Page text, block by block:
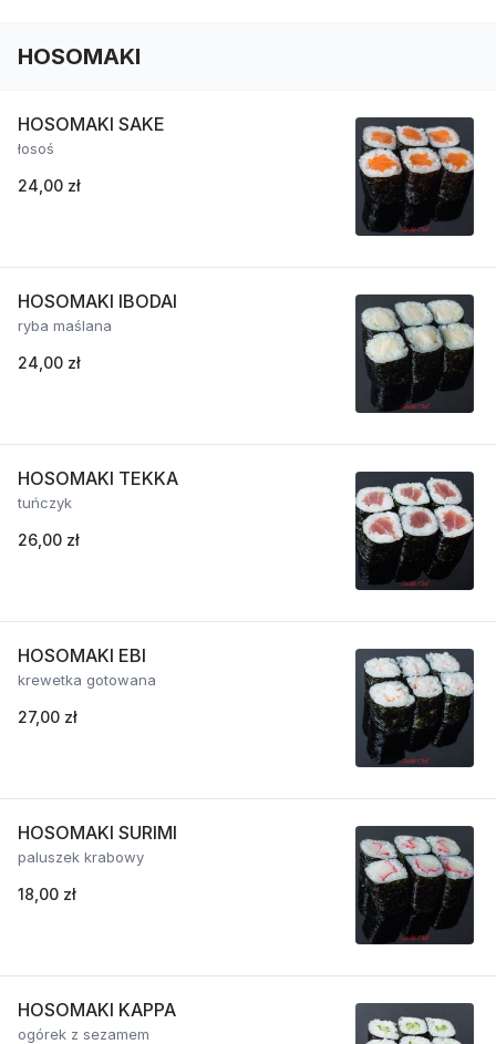
HOSOMAKI
HOSOMAKI SAKE
łosoś
24,00 zł
HOSOMAKI IBODAI
ryba maślana
24,00 zł
HOSOMAKI TEKKA
tuńczyk
26,00 zł
HOSOMAKI EBI
krewetka gotowana
27,00 zł
HOSOMAKI SURIMI
paluszek krabowy
18,00 zł
HOSOMAKI KAPPA
ogórek z sezamem